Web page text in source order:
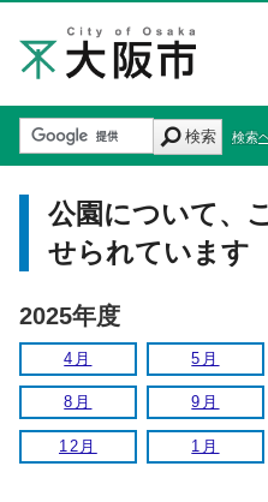
検索 検索
公園について、
せられています
2025年度
4月 5月
8月 9月
12月 1月